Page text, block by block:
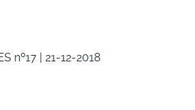
nº17 | 21-12-2018